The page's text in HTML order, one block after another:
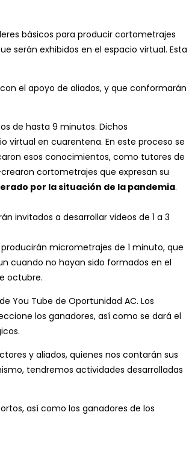
básicos para producir cortometrajes
serán exhibidos en el espacio virtual. Esta
el apoyo de aliados, y que conformarán
de hasta 9 minutos. Dichos
virtual en cuarentena. En este proceso se
esos conocimientos, como tutores de
cortometrajes que expresan su
por la situación de la pandemia.
invitados a desarrollar videos de 1 a 3
micrometrajes de 1 minuto, que
cuando no hayan sido formados en el
octubre.
You Tube de Oportunidad AC. Los
los ganadores, así como se dará el
y aliados, quienes nos contarán sus
tendremos actividades desarrolladas
así como los ganadores de los